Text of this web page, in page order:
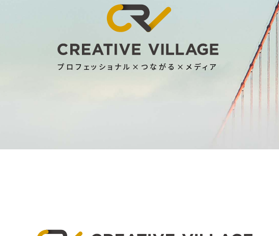
プロフェッショナル×つながる×メディア